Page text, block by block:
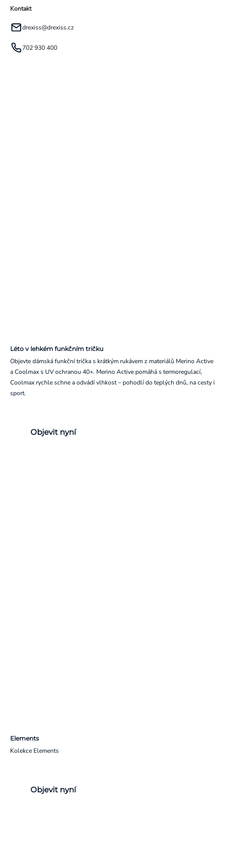
Kontakt
drexiss@drexiss.cz
702 930 400
Léto v lehkém funkčním tričku
Objevte dámská funkční trička s krátkým rukávem z materiálů Merino Active
a Coolmax s UV ochranou 40+. Merino Active pomáhá s termoregulací,
Coolmax rychle schne a odvádí vlhkost – pohodlí do teplých dnů, na cesty i
sport.
Objevit nyní
Elements
Kolekce Elements
Objevit nyní